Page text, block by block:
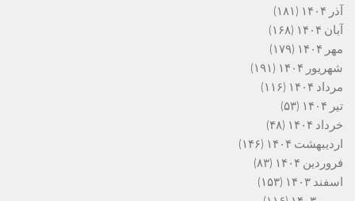
آذر ۱۴۰۴
(۱۸۱)
آبان ۱۴۰۴
(۱۶۸)
مهر ۱۴۰۴
(۱۷۹)
شهریور ۱۴۰۴
(۱۹۱)
مرداد ۱۴۰۴
(۱۱۶)
تیر ۱۴۰۴
(۵۳)
خرداد ۱۴۰۴
(۴۸)
اردیبهشت ۱۴۰۴
(۱۴۶)
فروردین ۱۴۰۴
(۸۳)
اسفند ۱۴۰۳
(۱۵۳)